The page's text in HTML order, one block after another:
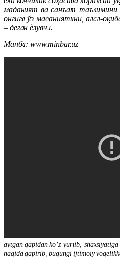
маданият ва санъат таълимини
онгига ўз маданиятини, алал-
– деган ёзувчи.
Манба: www.minbar.uz
aytgan gapidan ko’z yumib,
haqida gapirib, bugungi ijtimoiy